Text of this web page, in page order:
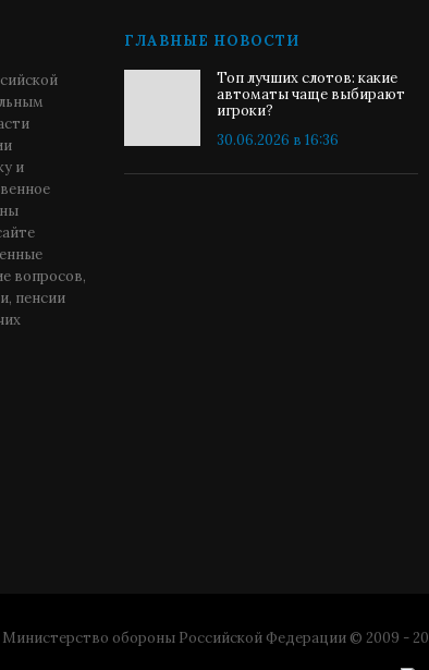
и
вопросов,
пенсии
ГЛАВНЫЕ НОВОСТИ
Топ лучших слотов: какие
автоматы чаще выбирают
игроки?
30.06.2026 в 16:36
Министерство обороны Российской Федерации © 2009 -